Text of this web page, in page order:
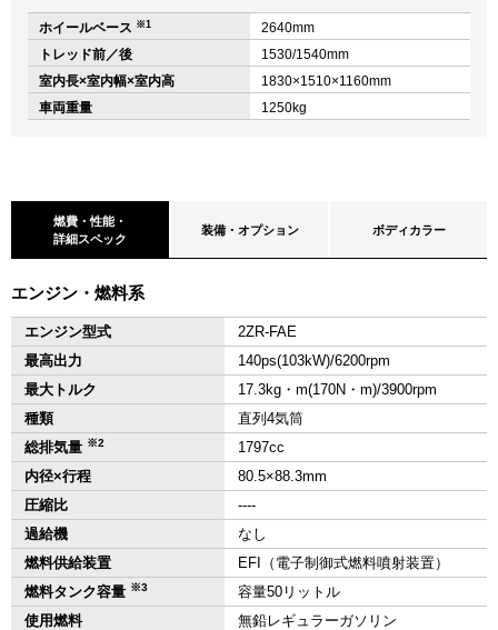
ホイールベース ※1
2640mm
トレッド前／後
1530/1540mm
室内長×室内幅×室内高
1830×1510×1160mm
車両重量
1250kg
燃費・性能・
詳細スペック
装備・オプション ボディカラー
エンジン・燃料系
エンジン型式
2ZR-FAE
最高出力
140ps(103kW)/6200rpm
最大トルク
17.3kg・m(170N・m)/3900rpm
種類
直列4気筒
総排気量 ※2
1797cc
内径×行程
80.5×88.3mm
圧縮比
‐‐‐‐
過給機
なし
燃料供給装置
EFI（電子制御式燃料噴射装置）
燃料タンク容量 ※3
容量50リットル
使用燃料
無鉛レギュラーガソリン